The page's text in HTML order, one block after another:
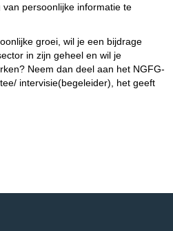
persoonlijke informatie te
groei, wil je een bijdrage
in zijn geheel en wil je
Neem dan deel aan het NGFG-
intervisie(begeleider), het geeft